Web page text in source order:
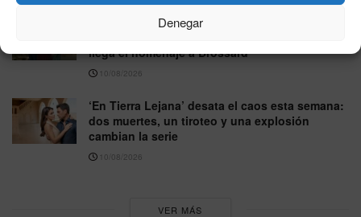
Denegar
‘Sueños de libertad’ acelera sus tramas del 10
llega el homenaje a Brossard
10/08/2026
‘En Tierra Lejana’ desata el caos esta semana:
dos muertes, un tiroteo y una explosión
cambian la serie
10/08/2026
VER MÁS